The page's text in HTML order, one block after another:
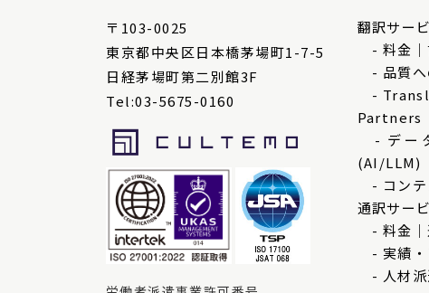
〒103-0025
東京都中央区日本橋茅場町1-7-5
日経茅場町第二別館3F
Tel:03-5675-0160
翻訳サー
- 料金｜
- 品質へ
-
Partners
- デー
(AI/LLM)
- コンテ
通訳サー
- 料金｜
- 実績・
- 人材派